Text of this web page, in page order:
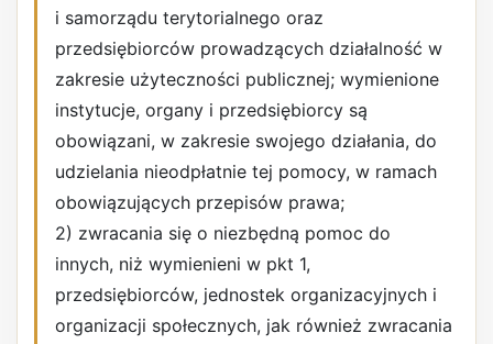
i samorządu terytorialnego oraz
przedsiębiorców prowadzących działalność w
zakresie użyteczności publicznej; wymienione
instytucje, organy i przedsiębiorcy są
obowiązani, w zakresie swojego działania, do
udzielania nieodpłatnie tej pomocy, w ramach
obowiązujących przepisów prawa;
2) zwracania się o niezbędną pomoc do
innych, niż wymienieni w pkt 1,
przedsiębiorców, jednostek organizacyjnych i
organizacji społecznych, jak również zwracania